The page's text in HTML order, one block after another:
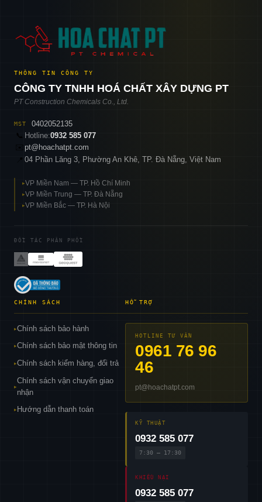
THÔNG TIN CÔNG TY
CÔNG TY TNHH HOÁ CHẤT XÂY DỰNG PT
PT Construction Chemicals Co., Ltd.
MST
0402052135
📞 Hotline:0932 585 077
pt@hoachatpt.com
04 Phần Lăng 3, Phường An Khê, TP. Đà Nẵng, Việt Nam
▸VP Miền Nam — TP. Hồ Chí Minh
▸VP Miền Trung — TP. Đà Nẵng
▸VP Miền Bắc — TP. Hà Nội
ĐỐI TÁC PHÂN PHỐI
CHÍNH SÁCH
▸Chính sách bảo hành
▸Chính sách bảo mật thông tin
▸Chính sách kiểm hàng, đổi trả
▸
Chính sách vận chuyển giao
nhận
▸ Hướng dẫn thanh toán
HỖ TRỢ
HOTLINE TƯ VẤN
0961 76 96
46
pt@hoachatpt.com
KỸ THUẬT
0932 585 077
7:30 – 17:30
KHIẾU NẠI
0932 585 077